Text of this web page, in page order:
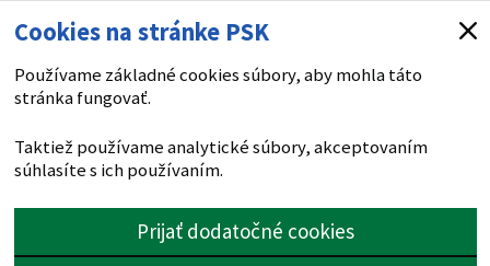
Cookies na stránke PSK
Používame základné cookies súbory, aby mohla táto
stránka fungovať.
Taktiež používame analytické súbory, akceptovaním
súhlasíte s ich používaním.
Prijať dodatočné cookies